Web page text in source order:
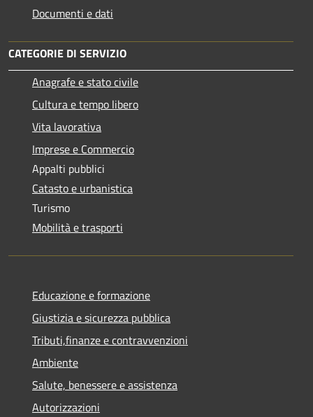
Documenti e dati
CATEGORIE DI SERVIZIO
Anagrafe e stato civile
Cultura e tempo libero
Vita lavorativa
Imprese e Commercio
Appalti pubblici
Catasto e urbanistica
Turismo
Mobilità e trasporti
Educazione e formazione
Giustizia e sicurezza pubblica
Tributi,finanze e contravvenzioni
Ambiente
Salute, benessere e assistenza
Autorizzazioni